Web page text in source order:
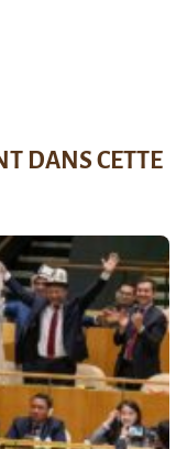
DANS CETTE